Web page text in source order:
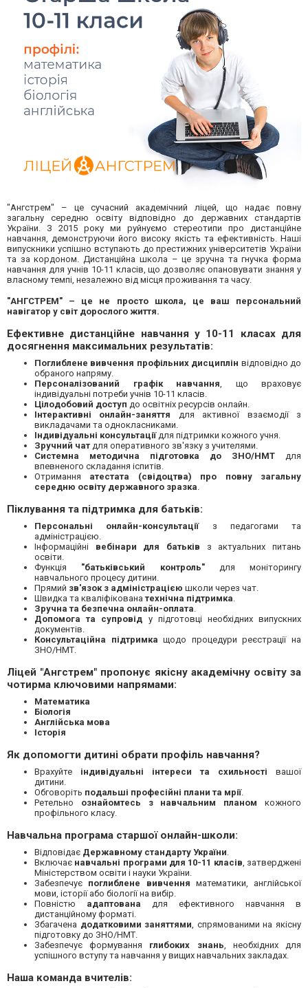
"Ангстрем" – це сучасний академічний ліцей, що надає повну
загальну середню освіту відповідно до державних стандартів
України. З 2015 року ми руйнуємо стереотипи про дистанційне
навчання, демонструючи його високу якість та ефективність. Наші
випускники успішно вступають до престижних університетів України
та за кордоном. Дистанційна школа – це зручна та гнучка форма
навчання для учнів 10-11 класів, що дозволяє опановувати знання у
власному темпі, незалежно від місця проживання та часу.
"АНГСТРЕМ" – це не просто школа, це ваш персональний
навігатор у світ дорослого життя.
Ефективне дистанційне навчання у 10-11 класах для
досягнення максимальних результатів:
Поглиблене вивчення профільних дисциплін відповідно до
обраного напряму.
Персоналізований графік навчання , що враховує
індивідуальні потреби учнів 10-11 класів.
Цілодобовий доступ до освітніх ресурсів онлайн.
Інтерактивні онлайн-заняття для активної взаємодії з
викладачами та однокласниками.
Індивідуальні консультаціїдля підтримки кожного учня.
Зручний чат для оперативного зв'язку з учителями.
Системна методична підготовка до ЗНО/НМТ для
впевненого складання іспитів.
Отримання атестата (свідоцтва) про повну загальну
середню освіту державного зразка
Піклування та підтримка для батьків:
Персональні онлайн-консультаціїз педагогами та
адміністрацією.
Інформаційні вебінари для батьків з актуальних питань
освіти.
Функція "батьківський контроль"для моніторингу
навчального процесу дитини.
Прямий зв'язок з адміністрацією школи через чат.
Швидка та кваліфікованатехнічна підтримка
Зручна та безпечна онлайн-оплата
Допомога та супровід у підготовці необхідних випускних
документів.
Консультаційна підтримка щодо процедури реєстрації на
ЗНО/НМТ.
Ліцей "Ангстрем" пропонує якісну академічну освіту за
чотирма ключовими напрямами:
Математика
Біологія
Англійська мова
Історія
Як допомогти дитині обрати профіль навчання?
Врахуйте індивідуальні інтереси та схильності вашої
дитини.
Обговоріть подальші професійні плани та мрії.
Ретельно ознайомтесь з навчальним планом кожного
профільного класу.
Навчальна програма старшої онлайн-школи:
Відповідає Державному стандарту України
Включає навчальні програми для 10-11 класів , затверджені
Міністерством освіти і науки України.
Забезпечує поглиблене вивчення математики, англійської
мови, історії або біології на вибір.
Повністю адаптована для ефективного навчання в
дистанційному форматі.
Збагачена додатковими заняттями , спрямованими на якісну
підготовку до ЗНО/НМТ.
Забезпечує формування глибоких знань , необхідних для
успішного вступу та навчання у вищих навчальних закладах.
Наша команда вчителів: